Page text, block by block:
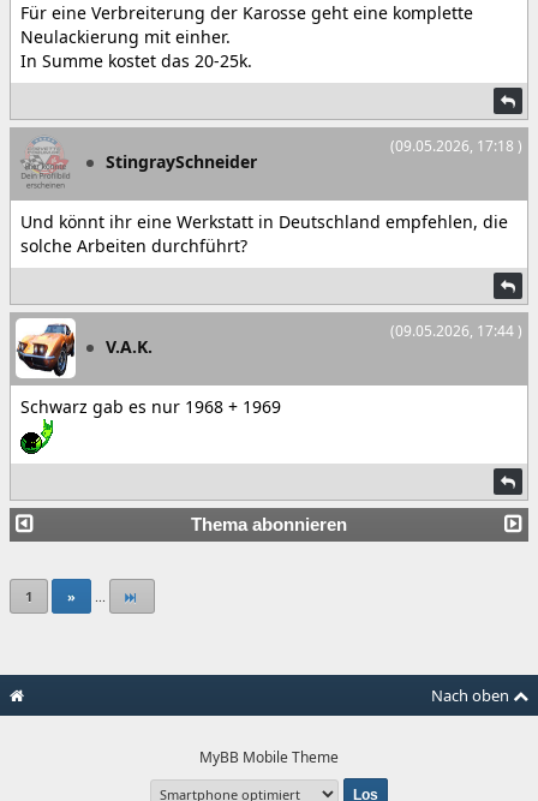
Für eine Verbreiterung der Karosse geht eine komplette
Neulackierung mit einher.
In Summe kostet das 20-25k.
(09.05.2026, 17:18 )
StingraySchneider
Und könnt ihr eine Werkstatt in Deutschland empfehlen, die
solche Arbeiten durchführt?
(09.05.2026, 17:44 )
V.A.K.
Schwarz gab es nur 1968 + 1969
Thema abonnieren
1 » ...
Nach oben
MyBB Mobile Theme